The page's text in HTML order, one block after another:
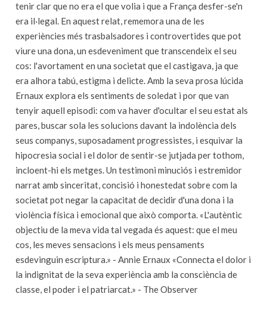
tenir clar que no era el que volia i que a França desfer-se'n
era il·legal. En aquest relat, rememora una de les
experiències més trasbalsadores i controvertides que pot
viure una dona, un esdeveniment que transcendeix el seu
cos: l'avortament en una societat que el castigava, ja que
era alhora tabú, estigma i delicte. Amb la seva prosa lúcida
Ernaux explora els sentiments de soledat i por que van
tenyir aquell episodi: com va haver d'ocultar el seu estat als
pares, buscar sola les solucions davant la indolència dels
seus companys, suposadament progressistes, i esquivar la
hipocresia social i el dolor de sentir-se jutjada per tothom,
incloent-hi els metges. Un testimoni minuciós i estremidor
narrat amb sinceritat, concisió i honestedat sobre com la
societat pot negar la capacitat de decidir d'una dona i la
violència física i emocional que això comporta. «L'autèntic
objectiu de la meva vida tal vegada és aquest: que el meu
cos, les meves sensacions i els meus pensaments
esdevinguin escriptura.» - Annie Ernaux «Connecta el dolor i
la indignitat de la seva experiència amb la consciència de
classe, el poder i el patriarcat.» - The Observer